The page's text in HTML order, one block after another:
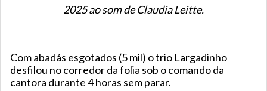
2025 ao som de Claudia Leitte.
Com abadás esgotados (5 mil) o trio Largadinho
desfilou no corredor da folia sob o comando da
cantora durante 4 horas sem parar.